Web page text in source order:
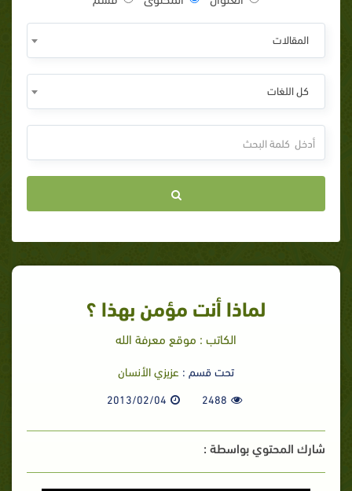
المقالات
كل اللغات
لماذا أنت مؤمن بهذا ؟
الكاتب : موقع معرفة الله
تحت قسم : عزيزي الأنسان
2488
2013/02/04
شارك المحتوي بواسطة :